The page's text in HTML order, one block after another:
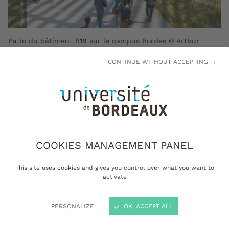
COOKIES MANAGEMENT PANEL
This site uses cookies and gives you control over what you want to
activate
PERSONALIZE
CONTINUE WITHOUT ACCEPTING →
OK, ACCEPT ALL
Patio du bâtiment B18 sur le campus Bordes © Arthur
L'immobilier, un atout pour le
développement de l'université de Bordeaux
Une stratégie immobilière pour
l'université
l’immobilier un atout
Un schéma directeur à 20 ans